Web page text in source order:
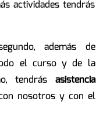
actividades tendrás
además de
el curso y de la
tendrás asistencia
nosotros y con el